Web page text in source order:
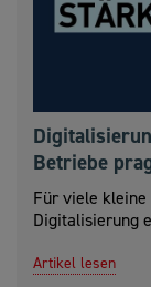
Betriebe
Für viele
Digitalisierung
Artikel lesen